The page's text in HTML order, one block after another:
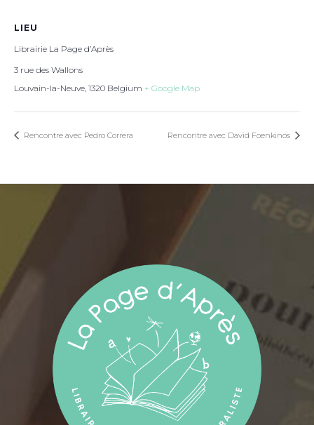
LIEU
Librairie La Page d’Après
3 rue des Wallons
Louvain-la-Neuve 1320 Belgium + Google Map
Rencontre avec Pedro Correra Rencontre avec David Foenkinos